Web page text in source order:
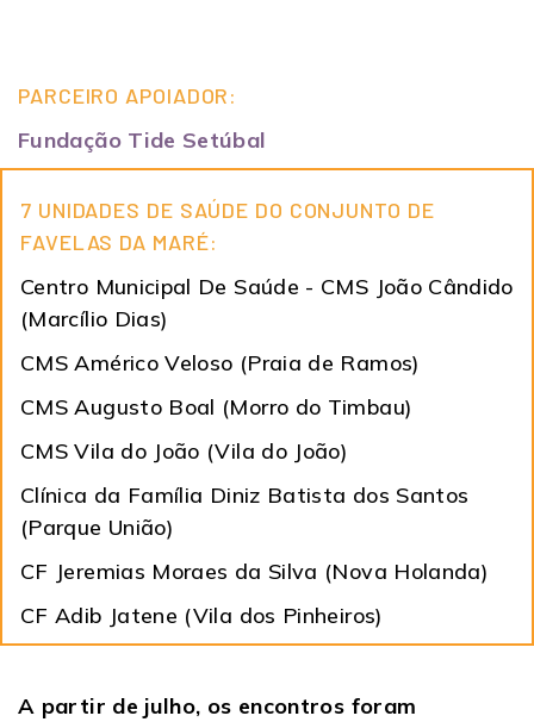
PARCEIRO APOIADOR:
Fundação Tide Setúbal
7 UNIDADES DE SAÚDE DO CONJUNTO DE
FAVELAS DA MARÉ:
Centro Municipal De Saúde - CMS João Cândido
(Marcílio Dias)
CMS Américo Veloso (Praia de Ramos)
CMS Augusto Boal (Morro do Timbau)
CMS Vila do João (Vila do João)
Clínica da Família Diniz Batista dos Santos
(Parque União)
CF Jeremias Moraes da Silva (Nova Holanda)
CF Adib Jatene (Vila dos Pinheiros)
A partir de julho, os encontros foram